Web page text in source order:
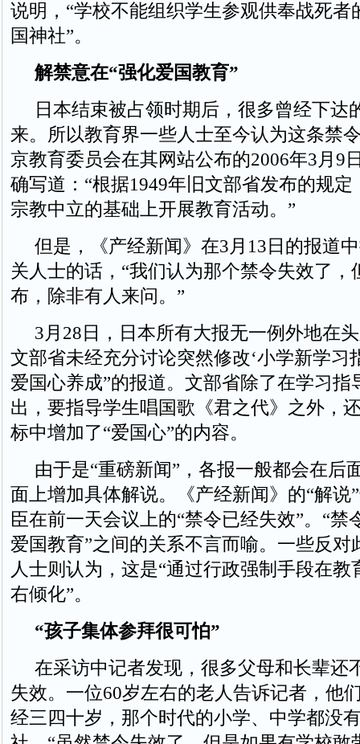
说明，“学校不能组织学生参观供奉战死者
国神社”。
解禁意在“强化爱国教育”
日本结束被占领时期后，很多曾经下达
来。所以教育界一些人士至今认为这条禁
京教育委员会在其网站公布的2006年3月9
确写道：“根据1949年旧文部省发布的规
宗教中立的基础上开展教育活动。”
但是，《产经新闻》在3月13日的报道
关人士的话，“我们认为那个禁令失效了，
布，除非有人来问。”
3月28日，日本所有大报无一例外地在
文部省未经充分讨论突然修改‘小学新学习
爱国心养成”的报道。文部省除了在学习指
出，要指导学生唱国歌《君之代》之外，
标中增加了“爱国心”的内容。
由于是“重磅新闻”，各报一般都会在后
面上增加具体解说。《产经新闻》的“解说
臣在前一天会议上的“禁令已经失效”。“禁
爱国教育”之间的关系不言而喻。一些反对
人士则认为，这是“通过行政强制手段在教
右倾化”。
“孩子集体参拜很可怕”
在采访中记者发现，很多父母和长辈还
失效。一位60岁左右的老人告诉记者，他
经三四十岁，那个时代的小学、中学都没